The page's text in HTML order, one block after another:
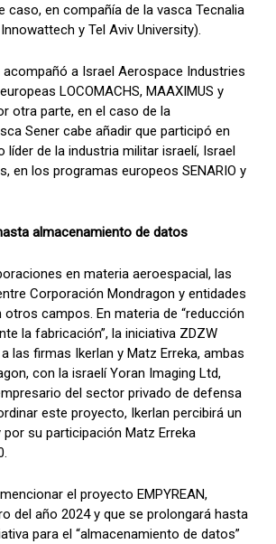
caso, en compañía de la vasca Tecnalia
y Tel Aviv University).
acompañó a Israel Aerospace Industries
LOCOMACHS, MAAXIMUS y
otra parte, en el caso de la
Sener cabe añadir que participó en
líder de la industria militar israelí, Israel
en los programas europeos SENARIO y
almacenamiento de datos
en materia aeroespacial, las
Corporación Mondragon y entidades
otros campos. En materia de “reducción
la fabricación”, la iniciativa ZDZW
las firmas Ikerlan y Matz Erreka, ambas
con la israelí Yoran Imaging Ltd,
del sector privado de defensa
este proyecto, Ikerlan percibirá un
su participación Matz Erreka
el proyecto EMPYREAN,
del año 2024 y que se prolongará hasta
para el “almacenamiento de datos”